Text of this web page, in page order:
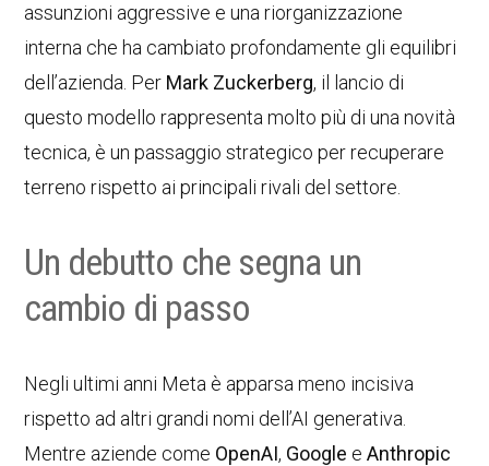
assunzioni aggressive e una riorganizzazione
interna che ha cambiato profondamente gli equilibri
dell’azienda. Per Mark Zuckerberg, il lancio di
questo modello rappresenta molto più di una novità
tecnica, è un passaggio strategico per recuperare
terreno rispetto ai principali rivali del settore.
Un debutto che segna un
cambio di passo
Negli ultimi anni Meta è apparsa meno incisiva
rispetto ad altri grandi nomi dell’AI generativa.
Mentre aziende come OpenAI, Google eAnthropic